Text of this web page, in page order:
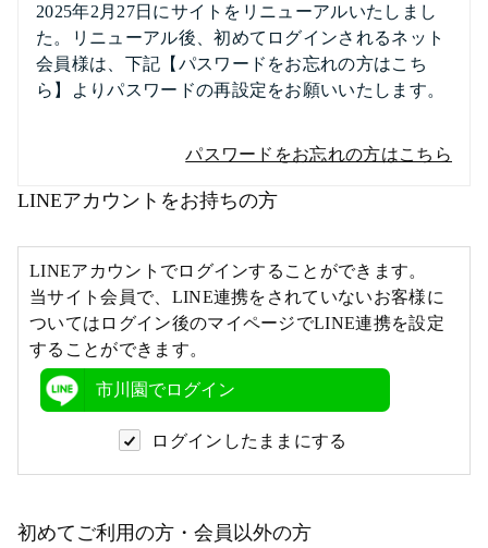
2025年2月27日にサイトをリニューアルいたしまし
た。リニューアル後、初めてログインされるネット
会員様は、下記【パスワードをお忘れの方はこち
ら】よりパスワードの再設定をお願いいたします。
パスワードをお忘れの方はこちら
LINEアカウントをお持ちの方
LINEアカウントでログインすることができます。
当サイト会員で、LINE連携をされていないお客様に
ついてはログイン後のマイページでLINE連携を設定
することができます。
市川園でログイン
ログインしたままにする
初めてご利用の方・会員以外の方